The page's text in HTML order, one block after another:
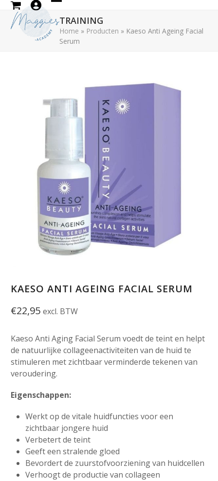
Skip
content
mobile
menu
mobile
menu
TRAINING
Home » Producten » Kaeso Anti Ageing Facial
Serum
KAESO ANTI AGEING FACIAL SERUM
€22,95 excl. BTW
Kaeso Anti Aging Facial Serum voedt de teint en helpt
de natuurlijke collageenactiviteiten van de huid te
stimuleren met zichtbaar verminderde tekenen van
veroudering.
Eigenschappen:
Werkt op de vitale huidfuncties voor een
zichtbaar jongere huid
Verbetert de teint
Geeft een stralende gloed
Bevordert de zuurstofvoorziening van huidcellen
Verhoogt de productie van collageen